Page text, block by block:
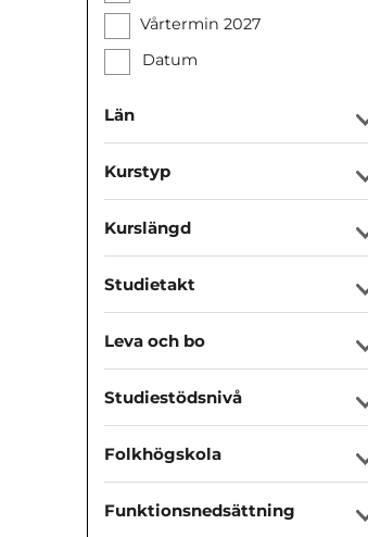
Vårtermin 2027
Datum
Län
Kurstyp
Kurslängd
Studietakt
Leva och bo
Studiestödsnivå
Folkhögskola
Funktionsnedsättning